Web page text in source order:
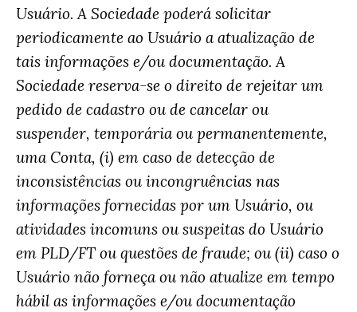
Usuário. A Sociedade poderá solicitar
periodicamente ao Usuário a atualização de
tais informações e/ou documentação. A
Sociedade reserva-se o direito de rejeitar um
pedido de cadastro ou de cancelar ou
suspender, temporária ou permanentemente,
uma Conta, (i) em caso de detecção de
inconsistências ou incongruências nas
informações fornecidas por um Usuário, ou
atividades incomuns ou suspeitas do Usuário
em PLD/FT ou questões de fraude; ou (ii) caso o
Usuário não forneça ou não atualize em tempo
hábil as informações e/ou documentação